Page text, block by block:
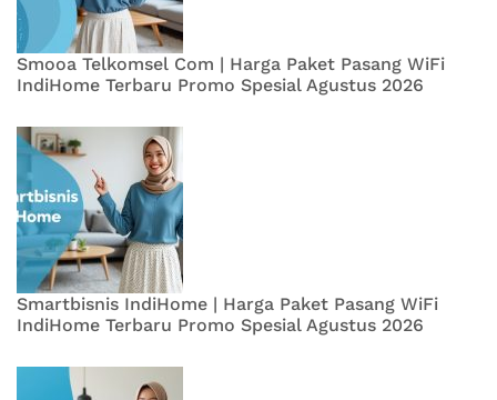
Smooa Telkomsel Com | Harga Paket Pasang WiFi
IndiHome Terbaru Promo Spesial Agustus 2026
Smartbisnis IndiHome | Harga Paket Pasang WiFi
IndiHome Terbaru Promo Spesial Agustus 2026